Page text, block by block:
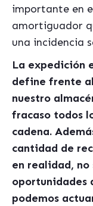
importante en
amortiguador
una incidencia
La expedición
define frente
nuestro almacé
fracaso todos
cadena.
cantidad de
en realidad,
oportunidades
podemos